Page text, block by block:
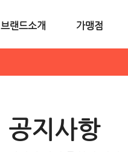
브랜드소개 가맹점
공지사항